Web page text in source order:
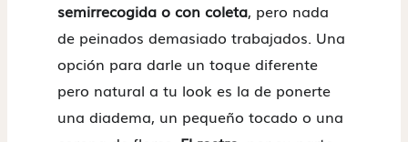
semirrecogida o con coleta, pero nada
de peinados demasiado trabajados. Una
opción para darle un toque diferente
pero natural a tu look es la de ponerte
una diadema, un pequeño tocado o una